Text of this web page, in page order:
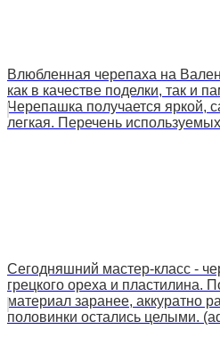
Влюбленная черепаха на
как в качестве поделки, так и
Черепашка получается яркой,
легкая. Перечень
Сегодняшний мастер-класс -
грецкого ореха и пластилина.
материал заранее, аккуратно
половинки остались целыми.